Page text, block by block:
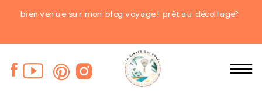
bienvenue sur mon blog voyage ! prêt au décollage?